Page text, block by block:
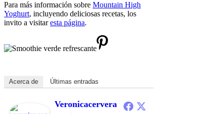
Para más información sobre Mountain High
Yoghurt, incluyendo deliciosas recetas, los
invito a visitaresta página.
Acerca de Últimas entradas
Veronicacervera